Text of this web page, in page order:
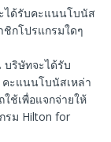
ได้รับคะแนนโบนัส
กโปรแกรมใดๆ
บริษัทจะได้รับ
ะแนนโบนัสเหล่า
ช้เพื่อแจกจ่ายให้
รม Hilton for